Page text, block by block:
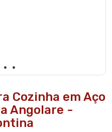
Cozinha em Aço
Angolare -